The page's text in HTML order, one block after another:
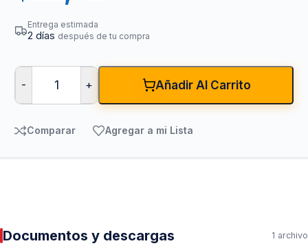
Entrega estimada
2 días después de tu compra
- + Añadir Al Carrito
Comparar Agregar a mi Lista
Documentos y descargas 1 archivo